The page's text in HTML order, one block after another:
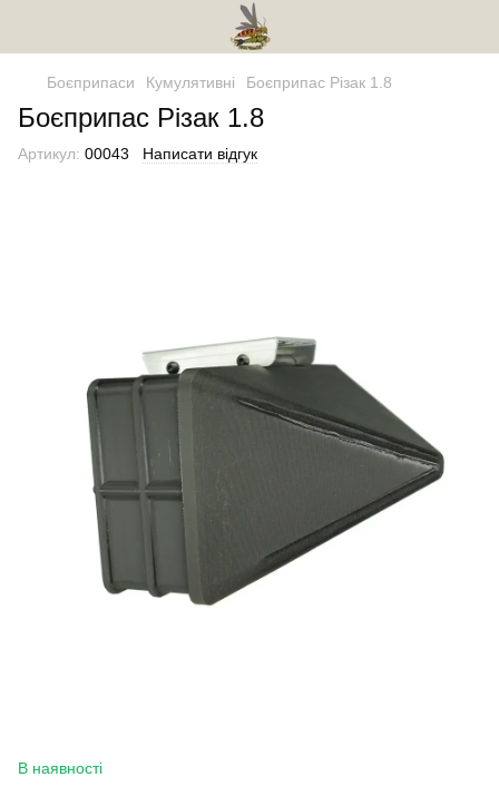
Боєприпаси Кумулятивні Боєприпас Різак 1.8
Боєприпас Різак 1.8
Артикул: 00043 Написати відгук
В наявності